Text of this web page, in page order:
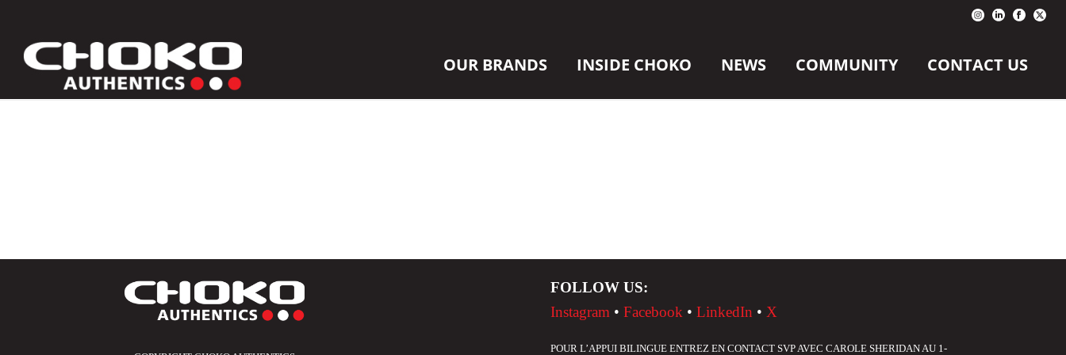
OUR BRANDS INSIDE CHOKO NEWS COMMUNITY CONTACT US
FOLLOW US:
Instagram • Facebook • LinkedIn • X
POUR L’APPUI BILINGUE ENTREZ EN CONTACT SVP AVEC CAROLE SHERIDAN AU 1-